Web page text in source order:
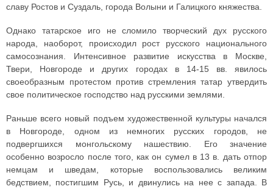
славу Ростов и Суздаль, города Волыни и Галицкого княжества.
Однако татарское иго не сломило творческий дух русского
народа, наоборот, происходил рост русского национального
самосознания. Интенсивное развитие искусства в Москве,
Твери, Новгороде и других городах в 14-15 вв. явилось
своеобразным протестом против стремления татар утвердить
свое политическое господство над русскими землями.
Раньше всего новый подъем художественной культуры начался
в Новгороде, одном из немногих русских городов, не
подвергшихся монгольскому нашествию. Его значение
особенно возросло после того, как он сумел в 13 в. дать отпор
немцам и шведам, которые воспользовались великим
бедствием, постигшим Русь, и двинулись на нее с запада. В